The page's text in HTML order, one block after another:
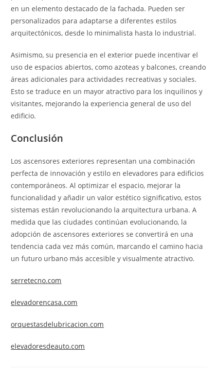
en un elemento destacado de la fachada. Pueden ser
personalizados para adaptarse a diferentes estilos
arquitectónicos, desde lo minimalista hasta lo industrial.
Asimismo, su presencia en el exterior puede incentivar el
uso de espacios abiertos, como azoteas y balcones, creando
áreas adicionales para actividades recreativas y sociales.
Esto se traduce en un mayor atractivo para los inquilinos y
visitantes, mejorando la experiencia general de uso del
edificio.
Conclusión
Los ascensores exteriores representan una combinación
perfecta de innovación y estilo en elevadores para edificios
contemporáneos. Al optimizar el espacio, mejorar la
funcionalidad y añadir un valor estético significativo, estos
sistemas están revolucionando la arquitectura urbana. A
medida que las ciudades continúan evolucionando, la
adopción de ascensores exteriores se convertirá en una
tendencia cada vez más común, marcando el camino hacia
un futuro urbano más accesible y visualmente atractivo.
serretecno.com
elevadorencasa.com
orquestasdelubricacion.com
elevadoresdeauto.com